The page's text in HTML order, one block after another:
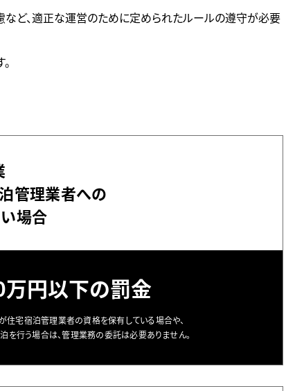
ど、適正な運営のために定められたルールの遵守が必要
管理業者への
場合
円以下の罰金
宅宿泊管理業者の資格を保有している場合や、
を行う場合は、管理業務の委託は必要ありません。